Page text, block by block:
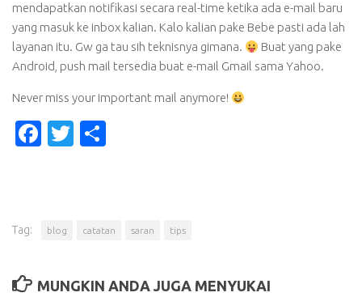
mendapatkan notifikasi secara real-time ketika ada e-mail baru
yang masuk ke inbox kalian. Kalo kalian pake Bebe pasti ada lah
layanan itu. Gw ga tau sih teknisnya gimana.
Buat yang pake
Android, push mail tersedia buat e-mail Gmail sama Yahoo.
Never miss your important mail anymore!
Facebook
Twitter
Tag: blog catatan saran tips
MUNGKIN ANDA JUGA MENYUKAI